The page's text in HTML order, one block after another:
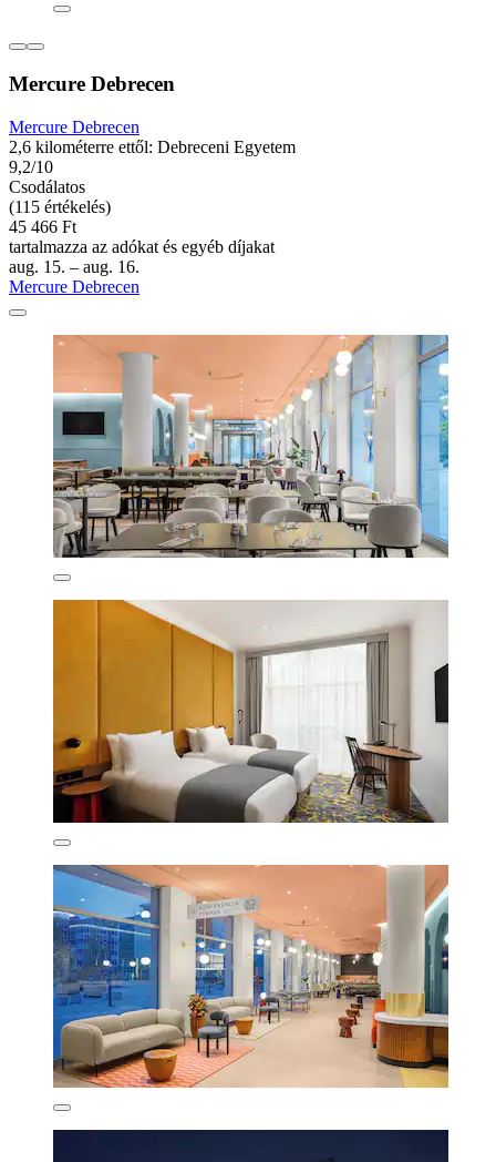
Mercure Debrecen
Mercure Debrecen
2,6 kilométerre ettől: Debreceni Egyetem
9,2/10
Csodálatos
(115 értékelés)
45 466 Ft
tartalmazza az adókat és egyéb díjakat
aug. 15. – aug. 16.
Mercure Debrecen